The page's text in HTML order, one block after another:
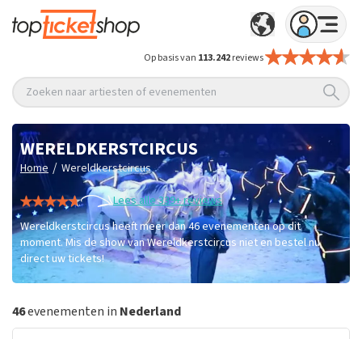
Op basis van 113.242reviews
Zoeken naar artiesten of evenementen
WERELDKERSTCIRCUS
Home / Wereldkerstcircus
Lees alle 339+ reviews
Wereldkerstcircus heeft meer dan 46 evenementen op dit
moment. Mis de show van Wereldkerstcircus niet en bestel nu
direct uw tickets!
46evenementen in Nederland